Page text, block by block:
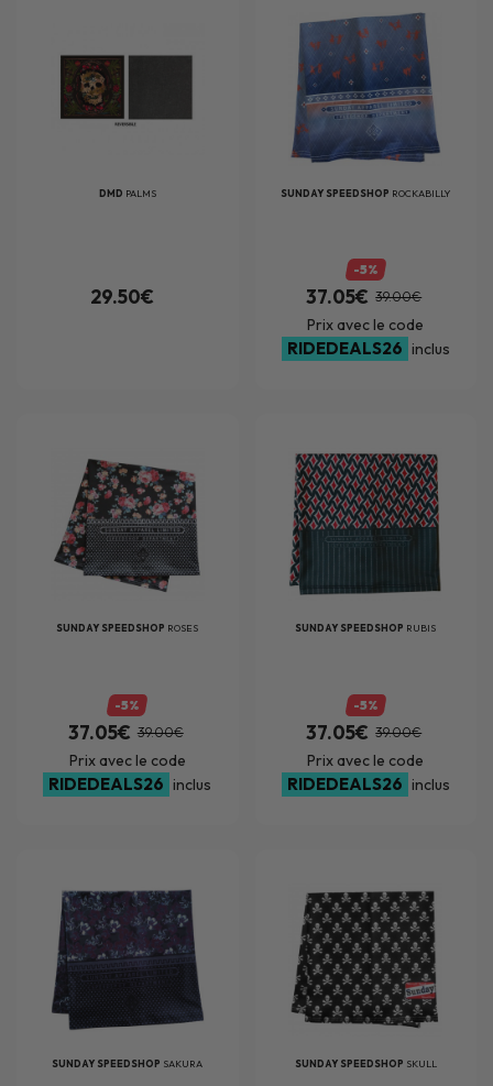
DMD PALMS
29.50€
SUNDAY SPEEDSHOP ROCKABILLY
-5%
37.05€ 39.00€
Prix avec le code
RIDEDEALS26 inclus
SUNDAY SPEEDSHOP ROSES
-5%
37.05€ 39.00€
Prix avec le code
RIDEDEALS26 inclus
SUNDAY SPEEDSHOP RUBIS
-5%
37.05€ 39.00€
Prix avec le code
RIDEDEALS26 inclus
SUNDAY SPEEDSHOP SAKURA SUNDAY SPEEDSHOP SKULL